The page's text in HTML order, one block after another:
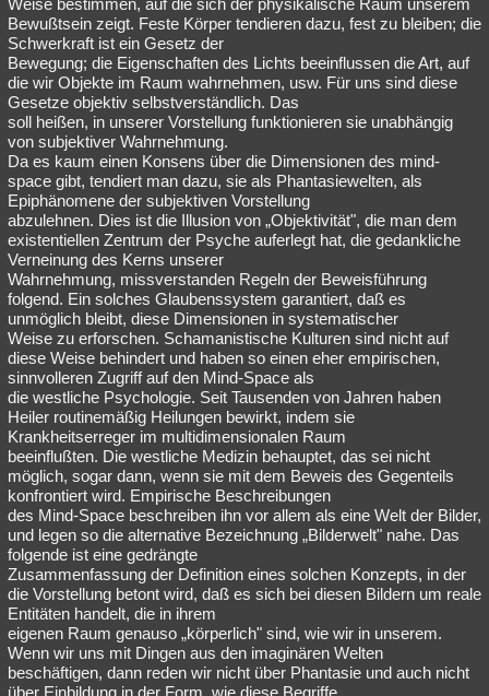
Weise bestimmen, auf die sich der physikalische Raum unserem
Bewußtsein zeigt. Feste Körper tendieren dazu, fest zu bleiben; die
Schwerkraft ist ein Gesetz der
Bewegung; die Eigenschaften des Lichts beeinflussen die Art, auf
die wir Objekte im Raum wahrnehmen, usw. Für uns sind diese
Gesetze objektiv selbstverständlich. Das
soll heißen, in unserer Vorstellung funktionieren sie unabhängig
von subjektiver Wahrnehmung.
Da es kaum einen Konsens über die Dimensionen des mind-
space gibt, tendiert man dazu, sie als Phantasiewelten, als
Epiphänomene der subjektiven Vorstellung
abzulehnen. Dies ist die Illusion von „Objektivität", die man dem
existentiellen Zentrum der Psyche auferlegt hat, die gedankliche
Verneinung des Kerns unserer
Wahrnehmung, missverstanden Regeln der Beweisführung
folgend. Ein solches Glaubenssystem garantiert, daß es
unmöglich bleibt, diese Dimensionen in systematischer
Weise zu erforschen. Schamanistische Kulturen sind nicht auf
diese Weise behindert und haben so einen eher empirischen,
sinnvolleren Zugriff auf den Mind-Space als
die westliche Psychologie. Seit Tausenden von Jahren haben
Heiler routinemäßig Heilungen bewirkt, indem sie
Krankheitserreger im multidimensionalen Raum
beeinflußten. Die westliche Medizin behauptet, das sei nicht
möglich, sogar dann, wenn sie mit dem Beweis des Gegenteils
konfrontiert wird. Empirische Beschreibungen
des Mind-Space beschreiben ihn vor allem als eine Welt der Bilder,
und legen so die alternative Bezeichnung „Bilderwelt" nahe. Das
folgende ist eine gedrängte
Zusammenfassung der Definition eines solchen Konzepts, in der
die Vorstellung betont wird, daß es sich bei diesen Bildern um reale
Entitäten handelt, die in ihrem
eigenen Raum genauso „körperlich" sind, wie wir in unserem.
Wenn wir uns mit Dingen aus den imaginären Welten
beschäftigen, dann reden wir nicht über Phantasie und auch nicht
über Einbildung in der Form, wie diese Begriffe